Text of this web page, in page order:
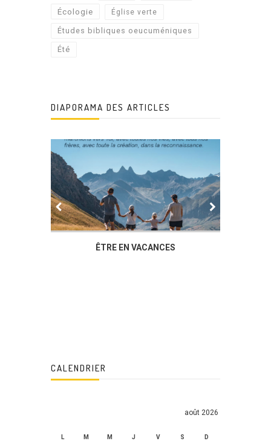
Écologie Église verte
Études bibliques oeucuméniques
Été
DIAPORAMA DES ARTICLES
ÊTRE EN VACANCES
CALENDRIER
août 2026
L M M J V S D